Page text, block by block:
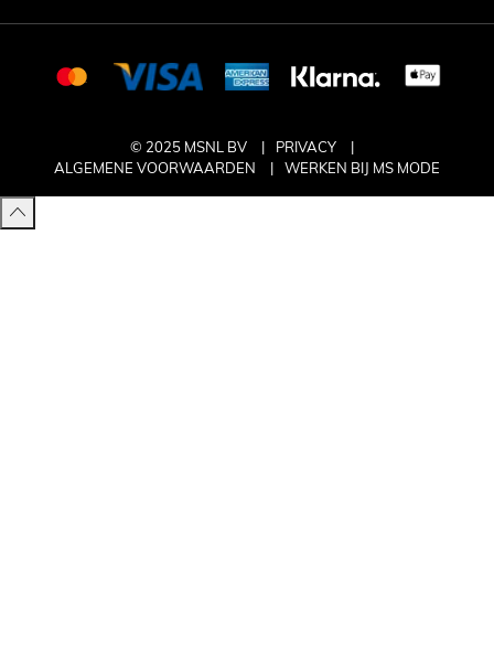
© 2025 MSNL BV
PRIVACY
ALGEMENE VOORWAARDEN
WERKEN BIJ MS MODE